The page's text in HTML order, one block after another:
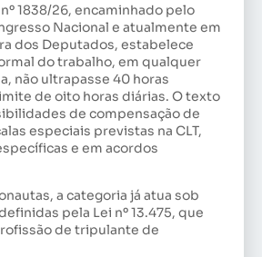
1838/26, encaminhado pelo
Nacional e atualmente em
dos Deputados, estabelece
do trabalho, em qualquer
não ultrapasse 40 horas
de oito horas diárias. O texto
de compensação de
especiais previstas na CLT,
e em acordos
a categoria já atua sob
pela Lei nº 13.475, que
de tripulante de